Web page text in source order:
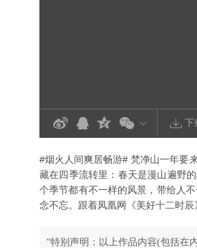
下
#烟火人间爽居畅游# 梵净山一年要
藏在四季流转里：春天是漫山遍野
个季节都有不一样的风景，带给人
念不忘。跟着凤凰网《美好十二时
“特别声明：以上作品内容(包括在